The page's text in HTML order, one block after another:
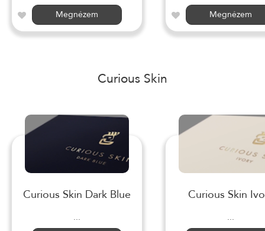
Megnézem
Megnézem
Curious Skin
Curious Skin Dark Blue
...
Curious Skin
...